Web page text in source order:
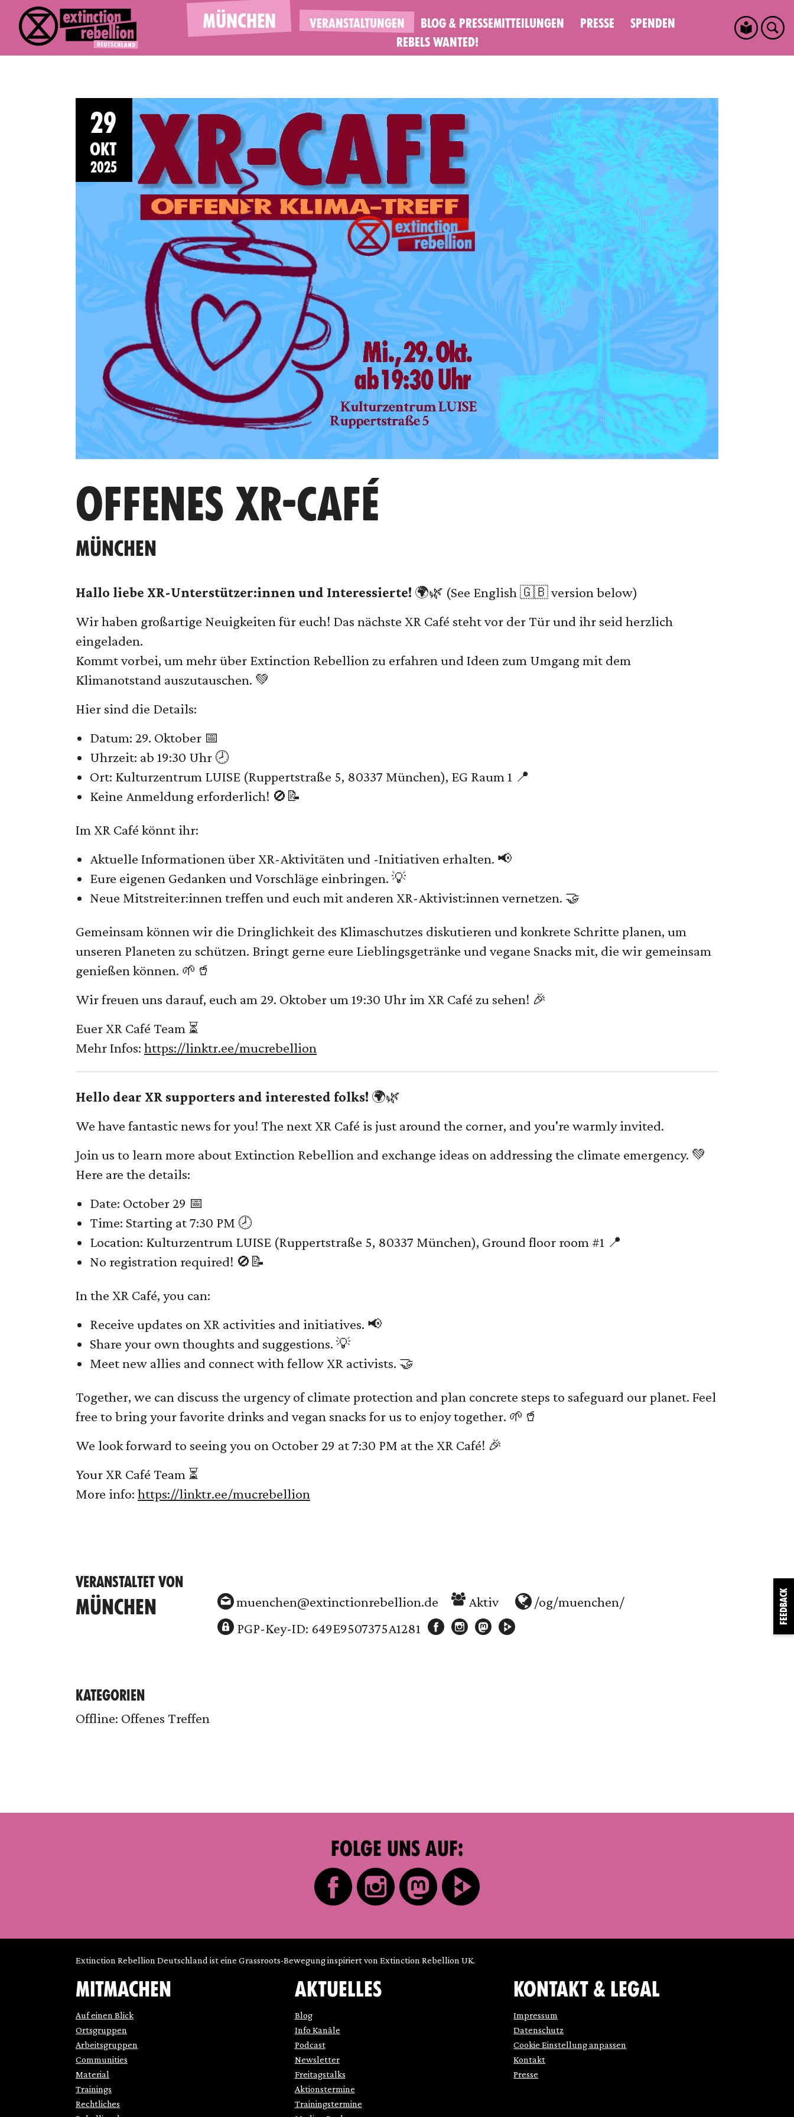
MÜNCHEN VERANSTALTUNGEN BLOG & PRESSEMITTEILUNGEN PRESSE
SPENDEN
REBELS WANTED!
29
OKT
2025
OFFENES XR-CAFÉ
MÜNCHEN
Hallo liebe XR-Unterstützer:innen und Interessierte! 🌍🌿 (See English 🇬🇧 version below)
Wir haben großartige Neuigkeiten für euch! Das nächste XR Café steht vor der Tür und ihr seid herzlich
eingeladen.
Kommt vorbei, um mehr über Extinction Rebellion zu erfahren und Ideen zum Umgang mit dem
Klimanotstand auszutauschen. 💚
Hier sind die Details:
Datum: 29. Oktober 📅
Uhrzeit: ab 19:30 Uhr 🕗
Ort: Kulturzentrum LUISE (Ruppertstraße 5, 80337 München), EG Raum 1 📍
Keine Anmeldung erforderlich! 🚫📝
Im XR Café könnt ihr:
Aktuelle Informationen über XR-Aktivitäten und -Initiativen erhalten. 📢
Eure eigenen Gedanken und Vorschläge einbringen. 💡
Neue Mitstreiter:innen treffen und euch mit anderen XR-Aktivist:innen vernetzen. 🤝
Gemeinsam können wir die Dringlichkeit des Klimaschutzes diskutieren und konkrete Schritte planen, um
unseren Planeten zu schützen. Bringt gerne eure Lieblingsgetränke und vegane Snacks mit, die wir gemeinsam
genießen können. 🌱🥤
Wir freuen uns darauf, euch am 29. Oktober um 19:30 Uhr im XR Café zu sehen! 🎉
Euer XR Café Team ⏳
Mehr Infos: https://linktr.ee/mucrebellion
Hello dear XR supporters and interested folks! 🌍🌿
We have fantastic news for you! The next XR Café is just around the corner, and you're warmly invited.
Join us to learn more about Extinction Rebellion and exchange ideas on addressing the climate emergency. 💚
Here are the details:
Date: October 29 📅
Time: Starting at 7:30 PM 🕗
Location: Kulturzentrum LUISE (Ruppertstraße 5, 80337 München), Ground floor room #1 📍
No registration required! 🚫📝
In the XR Café, you can:
Receive updates on XR activities and initiatives. 📢
Share your own thoughts and suggestions. 💡
Meet new allies and connect with fellow XR activists. 🤝
Together, we can discuss the urgency of climate protection and plan concrete steps to safeguard our planet. Feel
free to bring your favorite drinks and vegan snacks for us to enjoy together. 🌱🥤
We look forward to seeing you on October 29 at 7:30 PM at the XR Café! 🎉
Your XR Café Team ⏳
More info: https://linktr.ee/mucrebellion
VERANSTALTET VON
MÜNCHEN muenchen@extinctionrebellion.de Aktiv
/og/muenchen/
PGP-Key-ID: 649E9507375A1281
KATEGORIEN
Offline: Offenes Treffen
FEEDBACK
FOLGE UNS AUF:
Extinction Rebellion Deutschland ist eine Grassroots-Bewegung inspiriert von Extinction Rebellion UK.
MITMACHEN
Auf einen Blick
Ortsgruppen
Arbeitsgruppen
Communities
Material
Trainings
Rechtliches
AKTUELLES
Blog
Info Kanäle
Podcast
Newsletter
Freitagstalks
Aktionstermine
Trainingstermine
KONTAKT & LEGAL
Impressum
Datenschutz
Cookie Einstellung anpassen
Kontakt
Presse